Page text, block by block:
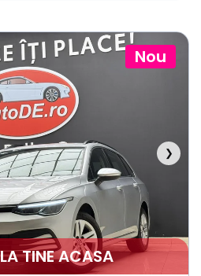
Nou
❯
TINE ACASA